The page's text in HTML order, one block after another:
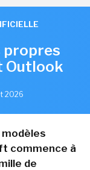
propres
Outlook
2026
commence à
de